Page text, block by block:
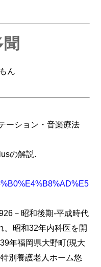
聞
ん
ーション・音楽療法
の解説.
－昭和後期-平成時代
昭和32年内科医を開
年福岡県大野町(現大
別養護老人ホーム悠